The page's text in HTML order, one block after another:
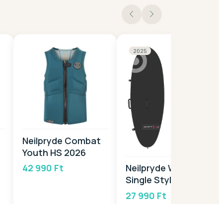
Neilpryde Combat
Youth HS 2026
42 990 Ft
2025
Neilpryde Windsurf
Single Style 2025
27 990 Ft